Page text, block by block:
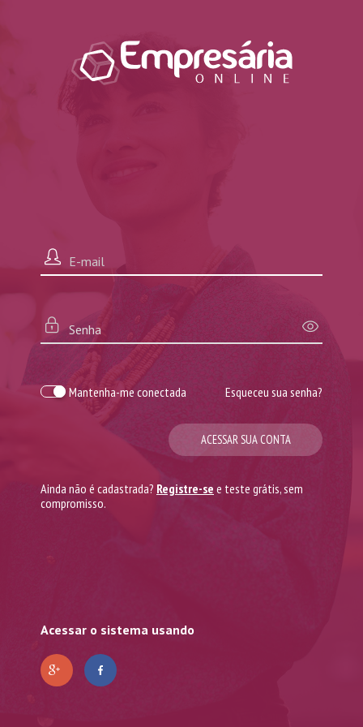
Mantenha-me conectada Esqueceu sua senha?
ACESSAR SUA CONTA
Ainda não é cadastrada? Registre-se e teste grátis, sem
compromisso.
Acessar o sistema usando